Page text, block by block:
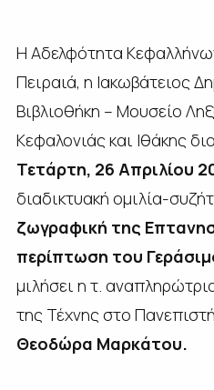
Η Αδελφότητα
Πειραιά, η Ιακωβάτειος
Βιβλιοθήκη – Μουσείο
Κεφαλονιάς και Ιθάκης
Τετάρτη, 26 Απριλίου
διαδικτυακή ομιλία-
ζωγραφική της
περίπτωση του
μιλήσει η τ.
της Τέχνης στο
Θεοδώρα Μαρκάτου.